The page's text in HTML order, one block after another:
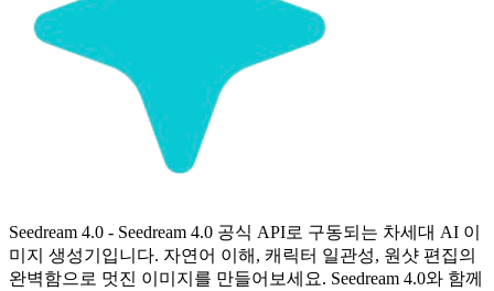
Seedream 4.0 - Seedream 4.0 공식 API로 구동되는 차세대 AI 이
미지 생성기입니다. 자연어 이해, 캐릭터 일관성, 원샷 편집의
완벽함으로 멋진 이미지를 만들어보세요. Seedream 4.0와 함께